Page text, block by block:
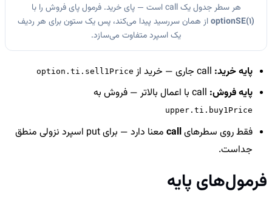
هر سطر جدول یک call است — پای خرید. فرمول پای فروش را با
optionSE(1)از همان سررسید پیدا می‌کند، پس یک ستون برای هر ردیف
یک اسپرد متفاوت می‌سازد.
پایه خرید: option.ti.sell1Price
پایه فروش:
upper.ti.buy1Price
فقط روی سطرهایcall
معنا دارد — برای put اسپرد نزولی منطق
جداست.
فرمول‌های پایه